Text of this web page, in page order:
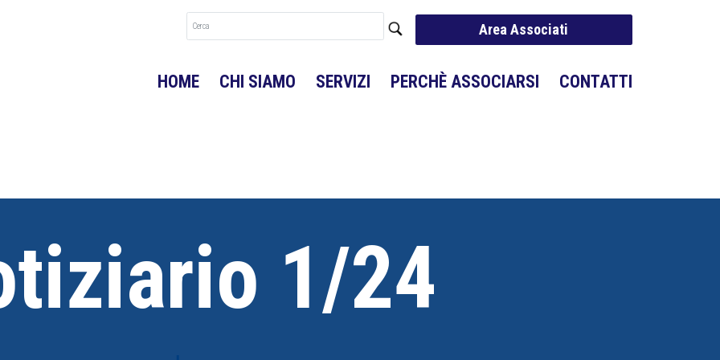
Area Associati
HOME CHI SIAMO SERVIZI PERCHÈ ASSOCIARSI CONTATTI
1/24